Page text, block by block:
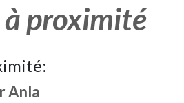
à proximité
Anla